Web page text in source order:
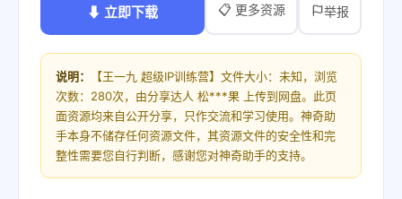
⬇ 立即下载 📋 更多资源 举报
说明：
【王一九 超级IP训练营】文件大小：未知，浏览
次数：280次，由分享达人 松***果 上传到网盘。此页
面资源均来自公开分享，只作交流和学习使用。神奇助
手本身不储存任何资源文件，其资源文件的安全性和完
整性需要您自行判断，感谢您对神奇助手的支持。